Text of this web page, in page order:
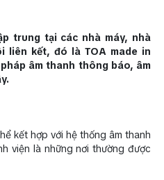
trung tại các nhà máy, nhà
liên kết, đó là TOA made in
âm thanh thông báo, âm
kết hợp với hệ thống âm thanh
viện là những nơi thường được